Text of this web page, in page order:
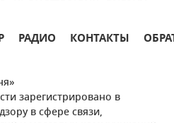
РАДИО КОНТАКТЫ
зарегистрировано в
в сфере связи,